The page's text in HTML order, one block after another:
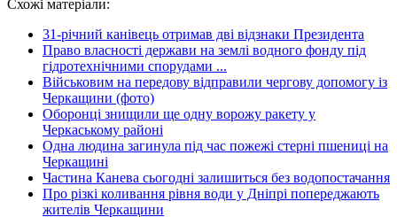
Share
Схожі матеріали:
31-річний канівець отримав дві відзнаки Президента
Право власності держави на землі водного фонду під
гідротехнічними спорудами ...
Військовим на передову відправили чергову допомогу із
Черкащини (фото)
Оборонці знищили ще одну ворожу ракету у
Черкаському районі
Одна людина загинула під час пожежі стерні пшениці на
Черкащині
Частина Канева сьогодні залишиться без водопостачання
Про різкі коливання рівня води у Дніпрі попереджають
жителів Черкащини